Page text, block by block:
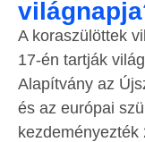
A koraszülöttek
17-én tartják
Alapítvány az
és az európai